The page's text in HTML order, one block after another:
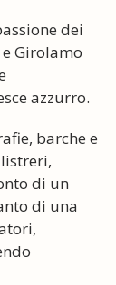
dei
Girolamo
azzurro.
barche e
di un
di una